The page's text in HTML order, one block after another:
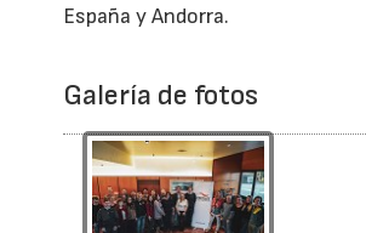
España y Andorra.
Galería de fotos